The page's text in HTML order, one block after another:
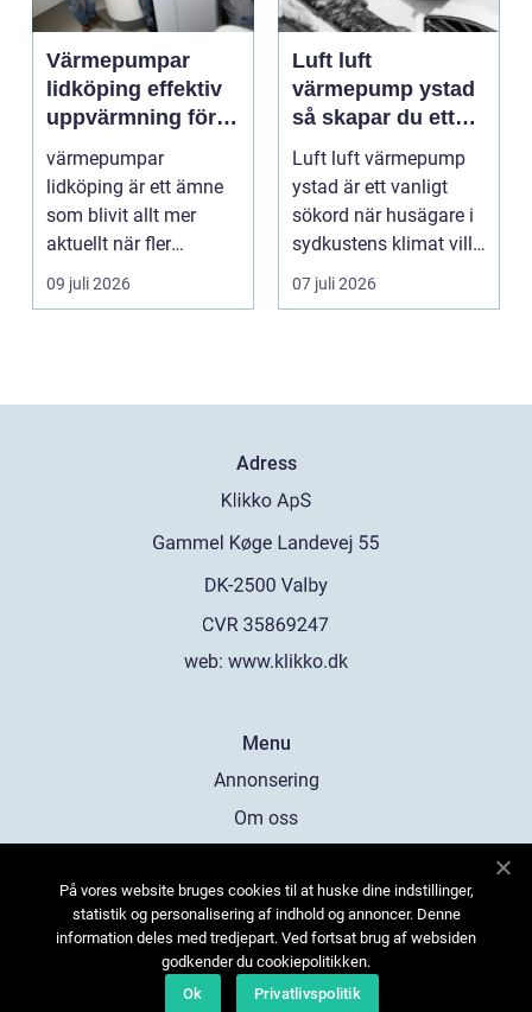
Värmepumpar
lidköping effektiv
uppvärmning för
hus och
fastigheter
värmepumpar
lidköping är ett ämne
som blivit allt mer
aktuellt när fler
fastighetsägare vill
kombine...
09 juli 2026
Luft luft
värmepump ystad
så skapar du ett
behagligt
inomhusklimat
Året om
Luft luft värmepump
ystad är ett vanligt
sökord när husägare i
sydkustens klimat vill
hitta ett smar...
07 juli 2026
Adress
web: www.klikko.dk
Menu
Annonsering
Om oss
Kontakta oss
Sitemap
På vores website bruges cookies til at huske dine indstillinger,
statistik og personalisering af indhold og annoncer. Denne
information deles med tredjepart. Ved fortsat brug af websiden
godkender du cookiepolitikken.
Ok
Privatlivspolitik